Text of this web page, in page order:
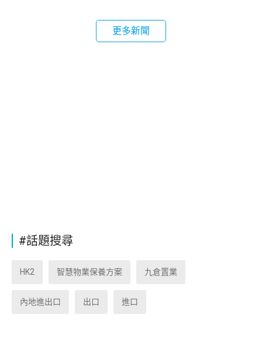
更多新聞
#話題搜尋
HK2 智慧物業保養方案 九倉置業
內地進出口 出口 進口